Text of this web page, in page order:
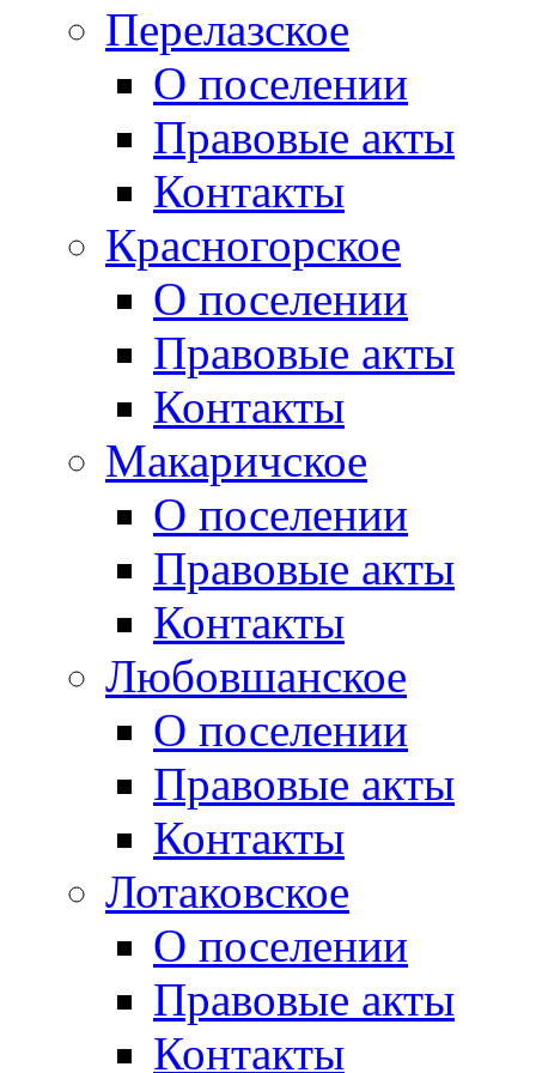
Перелазское
О поселении
Правовые акты
Контакты
Красногорское
О поселении
Правовые акты
Контакты
Макаричское
О поселении
Правовые акты
Контакты
Любовшанское
О поселении
Правовые акты
Контакты
Лотаковское
О поселении
Правовые акты
Контакты